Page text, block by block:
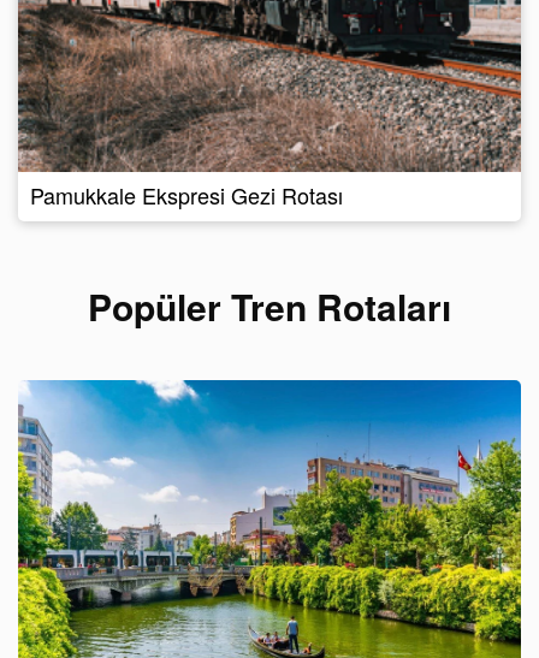
Pamukkale Ekspresi Gezi Rotası
Popüler Tren Rotaları